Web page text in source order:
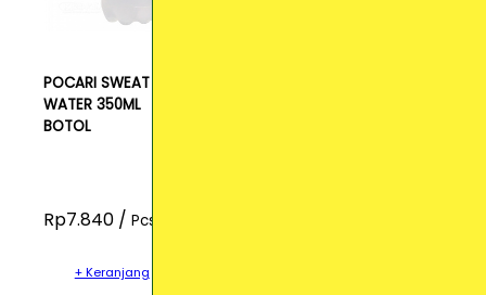
POCARI SWEAT ION
WATER 350ML
BOTOL
Rp7.840 / Pcs
+ Keranjang